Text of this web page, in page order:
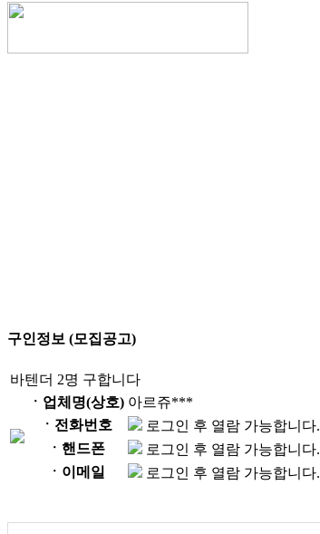
구인정보 (모집공고)
바텐더 2명 구합니다
ㆍ업체명(상호) 아르쥬***
ㆍ전화번호
로그인 후 열람 가능합니다.
ㆍ핸드폰
로그인 후 열람 가능합니다.
ㆍ이메일
로그인 후 열람 가능합니다.